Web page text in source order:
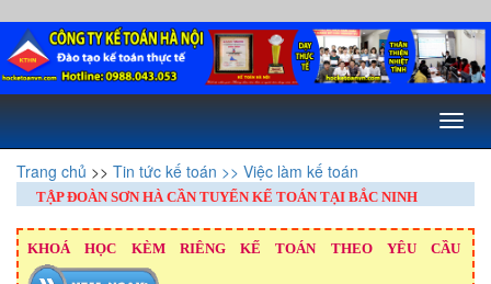
Toggle
Trang chủ >> Tin tức kế toán >> Việc làm kế toán
TẬP ĐOÀN SƠN HÀ CẦN TUYỂN KẾ TOÁN TẠI BẮC NINH
KHOÁ HỌC KÈM RIÊNG KẾ TOÁN THEO YÊU CẦU